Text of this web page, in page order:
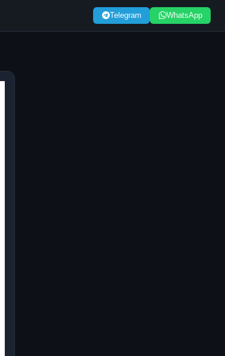
Telegram WhatsApp